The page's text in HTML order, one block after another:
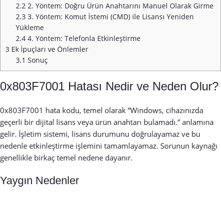
2.2 2. Yöntem: Doğru Ürün Anahtarını Manuel Olarak Girme
2.3 3. Yöntem: Komut İstemi (CMD) ile Lisansı Yeniden
Yükleme
2.4 4. Yöntem: Telefonla Etkinleştirme
3 Ek İpuçları ve Önlemler
3.1 Sonuç
0x803F7001 Hatası Nedir ve Neden Olur?
0x803F7001 hata kodu, temel olarak “Windows, cihazınızda
geçerli bir dijital lisans veya ürün anahtarı bulamadı.” anlamına
gelir. İşletim sistemi, lisans durumunu doğrulayamaz ve bu
nedenle etkinleştirme işlemini tamamlayamaz. Sorunun kaynağı
genellikle birkaç temel nedene dayanır.
Yaygın Nedenler